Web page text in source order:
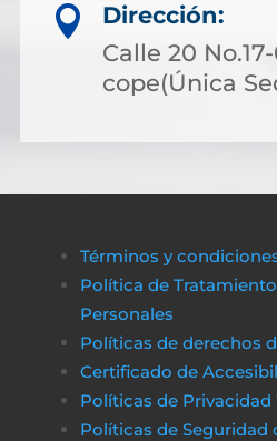

Dirección:
Calle 20
cope(Única
Términos y
Política de
Personales
Políticas de derechos
Certificado de
Políticas de Privacidad
Políticas de Seguridad